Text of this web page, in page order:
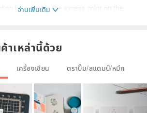
by covering the excess color on the
or peeling of lines and small areas.
the seal of the wood-free base can be
not rub the surface with force.
upside down and store it in a cool
อ่านเพิ่มเติม
เหล่านี้ด้วย
เครื่องเขียน ตราปั๊ม/สแตมป์/หมึก